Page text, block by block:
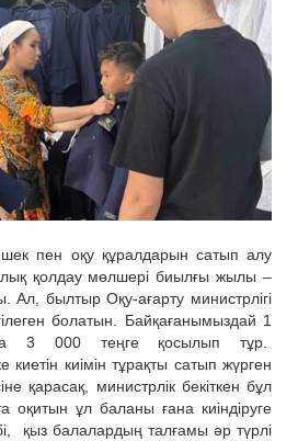
пен оқу құралдарын сатып алу
қолдау мөлшері биылғы жылы –
Ал, былтыр Оқу-ағарту министрлігі
болатын. Байқағанымыздай 1
3 000 теңге қосылып тұр.
киімін тұрақты сатып жүрген
қарасақ, министрлік бекіткен бұл
оқитын ұл баланы ғана киіндіруге
қыз балалардың талғамы әр түрлі